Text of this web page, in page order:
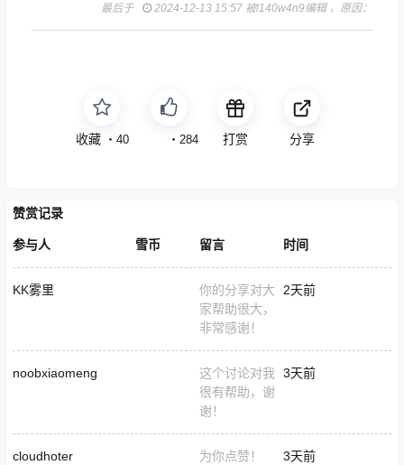
最后于 2024-12-13 15:57 被l140w4n9编辑 ，原因：
收藏 ・ 40 ・ 284 打赏 分享
赞赏记录
参与人 雪币 留言 时间
KK雾里
你的分享对大
家帮助很大，
非常感谢！
2天前
noobxiaomeng
这个讨论对我
很有帮助，谢
谢！
3天前
cloudhoter 为你点赞！ 3天前